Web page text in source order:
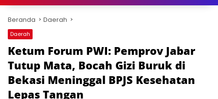
Beranda Daerah
Daerah
Ketum Forum PWI: Pemprov Jabar
Tutup Mata, Bocah Gizi Buruk di
Bekasi Meninggal BPJS Kesehatan
Lepas Tangan